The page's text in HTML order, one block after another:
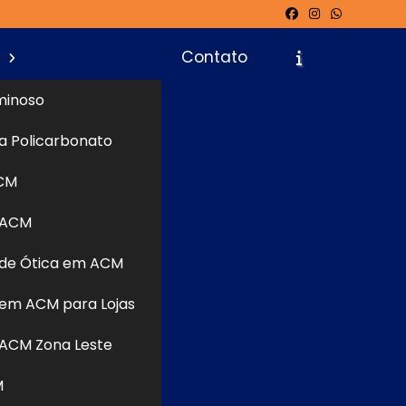
Policarbonato
Ótica em ACM
ACM para Lojas
Zona Leste
Contato
o lugar
de